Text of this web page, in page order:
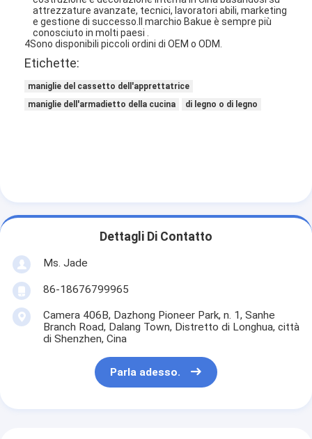
Prodotti
Video
attrezzature avanzate, tecnici, lavoratori abili, marketing
e gestione di successo.Il marchio Bakue è sempre più
conosciuto in molti paesi .
4Sono disponibili piccoli ordini di OEM o ODM.
Etichette:
maniglie del cassetto dell'apprettatrice
maniglie dell'armadietto della cucina
di legno o di legno
Dettagli Di Contatto
Ms. Jade
86-18676799965
Camera 406B, Dazhong Pioneer Park, n. 1, Sanhe
Branch Road, Dalang Town, Distretto di Longhua, città
di Shenzhen, Cina
Parla adesso.